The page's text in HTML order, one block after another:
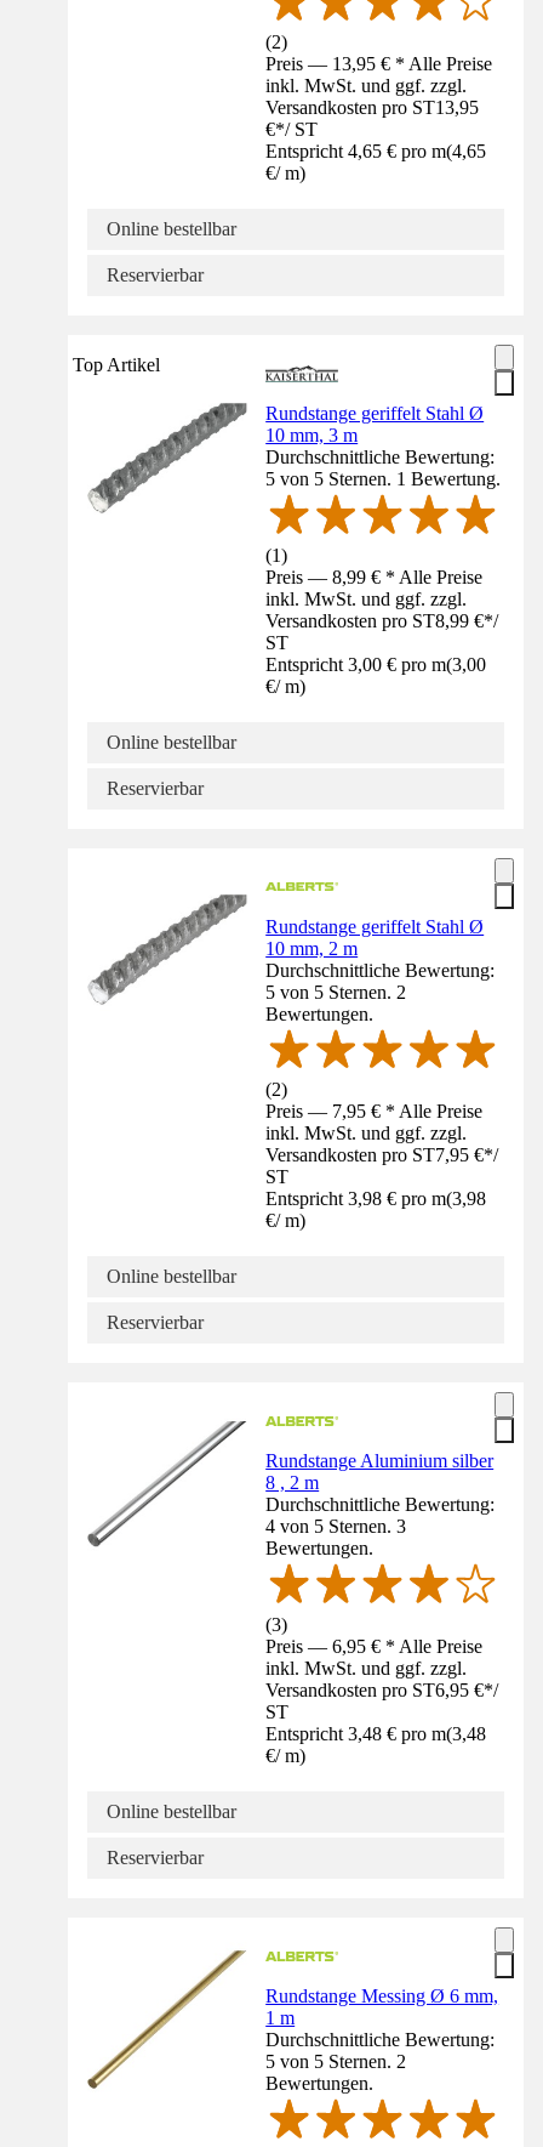
(2)
Preis — 13,95 € * Alle Preise
inkl. MwSt. und ggf. zzgl.
Versandkosten pro ST13,95
€*/ ST
Entspricht 4,65 € pro m(4,65
€/ m)
Online bestellbar
Reservierbar
Top Artikel
Rundstange geriffelt Stahl Ø
10 mm, 3 m
Durchschnittliche Bewertung:
5 von 5 Sternen. 1 Bewertung.
(1)
Preis — 8,99 € * Alle Preise
inkl. MwSt. und ggf. zzgl.
Versandkosten pro ST8,99 €*/
ST
Entspricht 3,00 € pro m(3,00
€/ m)
Online bestellbar
Reservierbar
Rundstange geriffelt Stahl Ø
10 mm, 2 m
Durchschnittliche Bewertung:
5 von 5 Sternen. 2
Bewertungen.
(2)
Preis — 7,95 € * Alle Preise
inkl. MwSt. und ggf. zzgl.
Versandkosten pro ST7,95 €*/
ST
Entspricht 3,98 € pro m(3,98
€/ m)
Online bestellbar
Reservierbar
Rundstange Aluminium silber
8 , 2 m
Durchschnittliche Bewertung:
4 von 5 Sternen. 3
Bewertungen.
(3)
Preis — 6,95 € * Alle Preise
inkl. MwSt. und ggf. zzgl.
Versandkosten pro ST6,95 €*/
ST
Entspricht 3,48 € pro m(3,48
€/ m)
Online bestellbar
Reservierbar
Rundstange Messing Ø 6 mm,
1 m
Durchschnittliche Bewertung:
5 von 5 Sternen. 2
Bewertungen.